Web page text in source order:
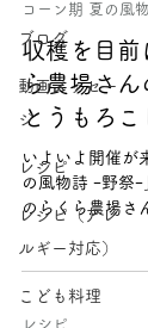
ブログ
動画メッセー
ジ
レシピ
レシピ（アレ
ルギー対応）
こども料理
コーン期 夏の風
収穫を目前
ら農場さん
とうもろこ
いよいよ開催が
の風物詩 ｰ野祭
のらくら農場さ
入のお知らせを
まきをしたとう
レシピ